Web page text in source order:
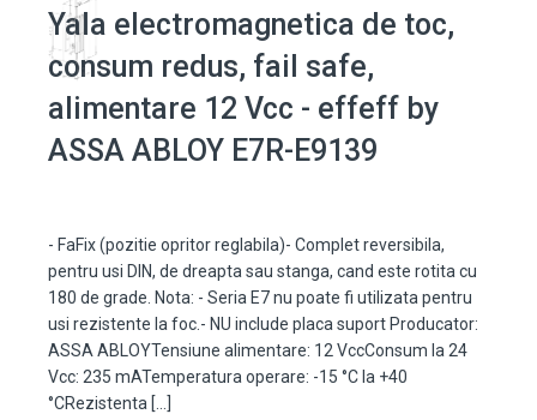
Yala electromagnetica de toc,
consum redus, fail safe,
alimentare 12 Vcc - effeff by
ASSA ABLOY E7R-E9139
- FaFix (pozitie opritor reglabila)- Complet reversibila,
pentru usi DIN, de dreapta sau stanga, cand este rotita cu
180 de grade. Nota: - Seria E7 nu poate fi utilizata pentru
usi rezistente la foc.- NU include placa suport Producator:
ASSA ABLOYTensiune alimentare: 12 VccConsum la 24
Vcc: 235 mATemperatura operare: -15 °C la +40
°CRezistenta […]